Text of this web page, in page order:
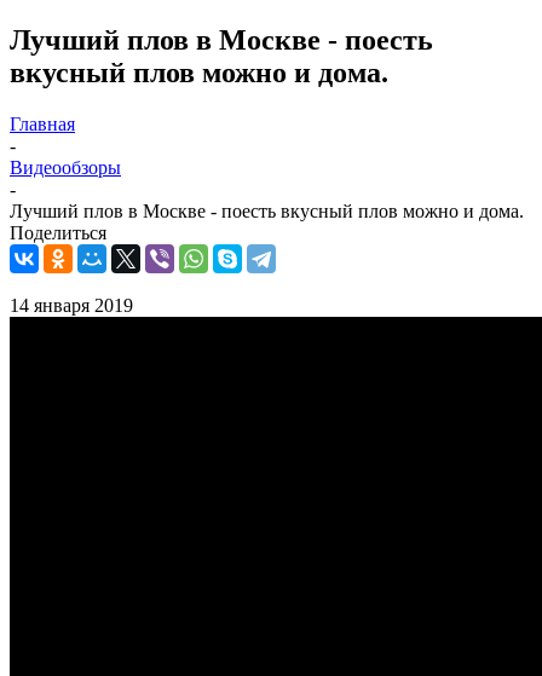
Лучший плов в Москве - поесть
вкусный плов можно и дома.
Главная
-
Видеообзоры
-
Лучший плов в Москве - поесть вкусный плов можно и дома.
Поделиться
14 января 2019